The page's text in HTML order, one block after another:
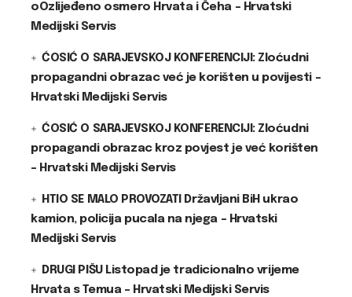
oOzlijeđeno osmero Hrvata i Čeha – Hrvatski
Medijski Servis
ĆOSIĆ O SARAJEVSKOJ KONFERENCIJI: Zloćudni
propagandni obrazac već je korišten u povijesti –
Hrvatski Medijski Servis
ĆOSIĆ O SARAJEVSKOJ KONFERENCIJI: Zloćudni
propagandi obrazac kroz povjest je već korišten
– Hrvatski Medijski Servis
HTIO SE MALO PROVOZATI Državljani BiH ukrao
kamion, policija pucala na njega – Hrvatski
Medijski Servis
DRUGI PIŠU Listopad je tradicionalno vrijeme
Hrvata s Temua – Hrvatski Medijski Servis